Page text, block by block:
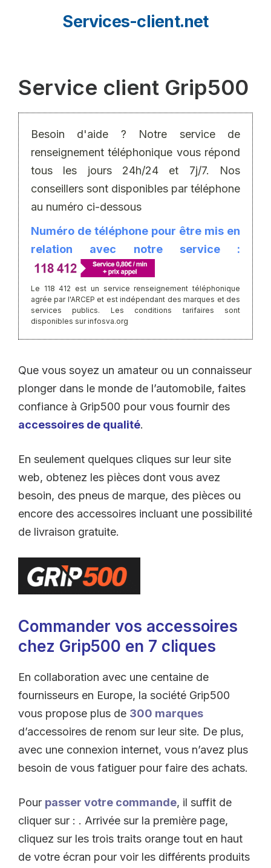
Services-client.net
Service client Grip500
Besoin d'aide ? Notre service de
renseignement téléphonique vous répond
tous les jours 24h/24 et 7j/7. Nos
conseillers sont disponibles par téléphone
au numéro ci-dessous
Numéro de téléphone pour être mis en
relation avec notre service :
Le 118 412 est un service renseignement téléphonique
agrée par l'ARCEP et est indépendant des marques et des
services publics. Les conditions tarifaires sont
disponibles sur infosva.org
Que vous soyez un amateur ou un connaisseur
plonger dans le monde de l’automobile, faites
confiance à Grip500 pour vous fournir des
accessoires de qualité.
En seulement quelques cliques sur leur site
web, obtenez les pièces dont vous avez
besoin, des pneus de marque, des pièces ou
encore des accessoires incluant une possibilité
de livraison gratuite.
Commander vos accessoires
chez Grip500 en 7 cliques
En collaboration avec une centaine de
fournisseurs en Europe, la société Grip500
vous propose plus de 300 marques
d’accessoires de renom sur leur site. De plus,
avec une connexion internet, vous n’avez plus
besoin de vous fatiguer pour faire des achats.
Pour passer votre commande, il suffit de
cliquer sur : . Arrivée sur la première page,
cliquez sur les trois traits orange tout en haut
de votre écran pour voir les différents produits